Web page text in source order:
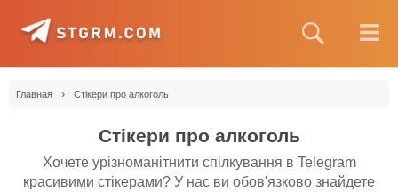
Главная › Стікери про алкоголь
Стікери про алкоголь
Хочете урізноманітнити спілкування в Telegram
красивими стікерами? У нас ви обов'язково знайдете